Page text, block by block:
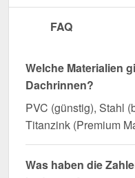
FAQ
Welche Materialien
Dachrinnen?
PVC (günstig), Stahl
Titanzink (Premium
Was haben die